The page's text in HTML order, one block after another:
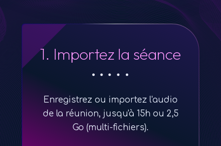
1. Importez la séance
Enregistrez ou importez l'audio
de la réunion, jusqu'à 15h ou 2,5
Go (multi-fichiers).